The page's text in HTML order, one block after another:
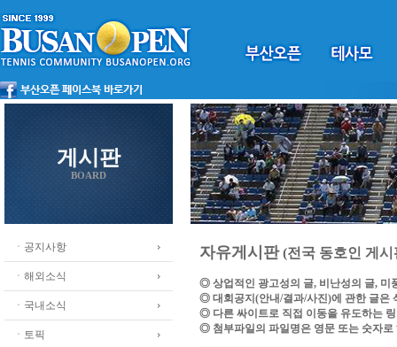
게시판
BOARD
ㆍ공지사항
ㆍ해외소식
ㆍ국내소식
ㆍ토픽
자유게시판(전국 동호인 게시
◎ 상업적인 광고성의 글, 비난성의 글, 미
◎ 대회공지(안내/결과/사진)에 관한 글은
◎ 다른 싸이트로 직접 이동을 유도하는
◎ 첨부파일의 파일명은 영문 또는 숫자로